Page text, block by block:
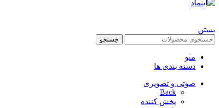
بستن
جستجو
منو
دسته بندی ها
صوتی و تصویری
Back
پخش کننده